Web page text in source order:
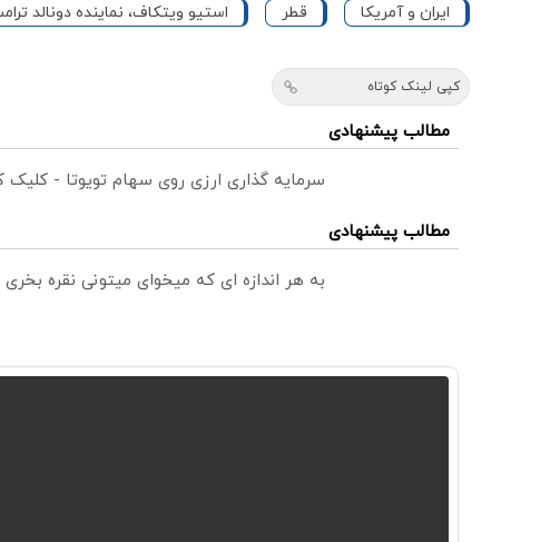
ایران و آمریکا قطر استیو ویتکاف، نماینده دونالد
کپی لینک کوتاه
مطالب پیشنهادی
سرمایه گذاری ارزی روی سهام تویوتا - کلیک
مطالب پیشنهادی
به هر اندازه ای که میخوای میتونی نقره